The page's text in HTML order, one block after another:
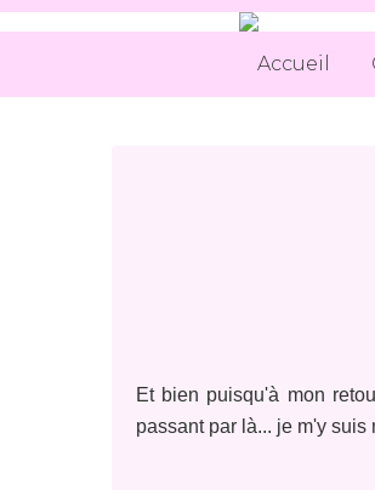
Accueil
Et bien puisqu'à mon
passant par là... je m'y suis